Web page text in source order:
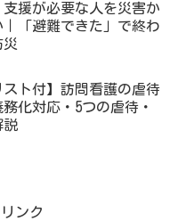
支援が必要な人を災害か
｜「避難できた」で終わ
災
スト付】訪問看護の虐待
化対応・5つの虐待・
説
ンク